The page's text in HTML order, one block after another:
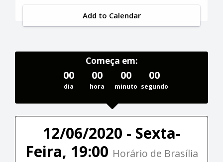
Add to Calendar
Começa em:
00
dia
00
hora
00
minuto
00
segundo
12/06/2020 - Sexta-
Feira, 19:00 Horário de Brasília